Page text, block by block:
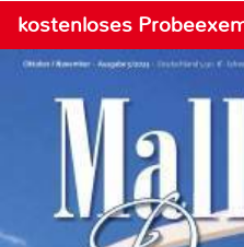
kostenloses